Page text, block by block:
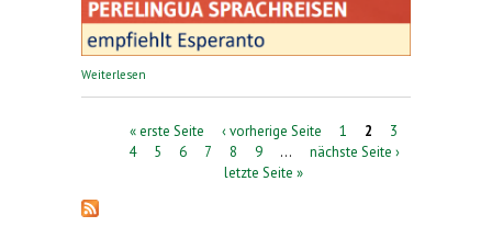
Weiterlesen
Seiten« erste Seite ‹ vorherige Seite 1 2
3
4
5 6 7 8 9 …
nächste Seite ›
letzte Seite »